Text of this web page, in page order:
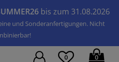
bis zum 31.08.2026
und Sonderanfertigungen. Nicht
0 0